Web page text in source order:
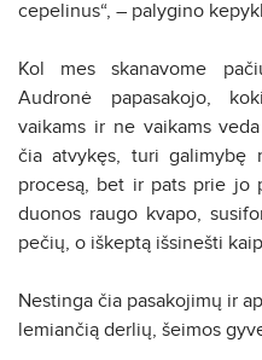
cepelinus“, – palygino
Kol mes skanavome
Audronė papasakojo,
vaikams ir ne vaikams
čia atvykęs, turi galimybę
procesą, bet ir pats prie jo
duonos raugo kvapo,
pečių, o iškeptą išsinešti
Nestinga čia pasakojimų ir
lemiančią derlių, šeimos